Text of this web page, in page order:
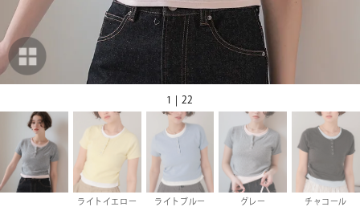
1 | 22
ライトイエロー ライトブルー グレー チャコール